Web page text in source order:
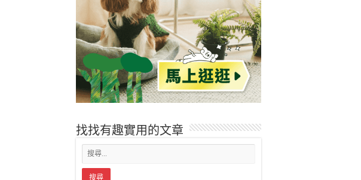
找找有趣實用的文章